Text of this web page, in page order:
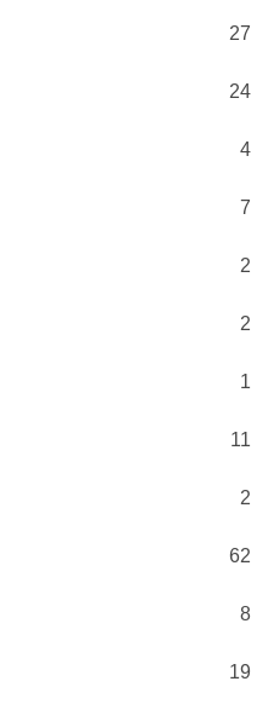
27
24
4
7
2
2
1
11
2
62
8
19